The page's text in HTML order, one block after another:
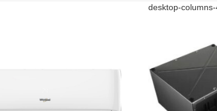
desktop-